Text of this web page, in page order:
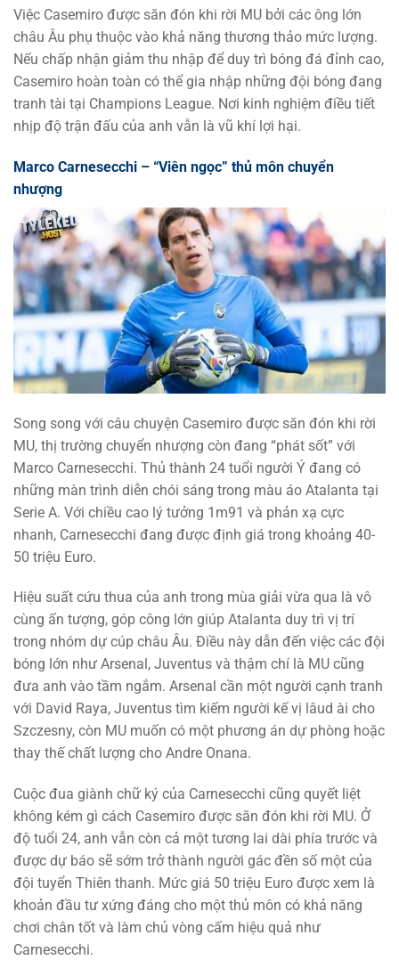
Việc Casemiro được săn đón khi rời MU bởi các ông lớn
châu Âu phụ thuộc vào khả năng thương thảo mức lượng.
Nếu chấp nhận giảm thu nhập để duy trì bóng đá đỉnh cao,
Casemiro hoàn toàn có thể gia nhập những đội bóng đang
tranh tài tại Champions League. Nơi kinh nghiệm điều tiết
nhịp độ trận đấu của anh vẫn là vũ khí lợi hại.
Marco Carnesecchi – “Viên ngọc” thủ môn chuyển
nhượng
Song song với câu chuyện Casemiro được săn đón khi rời
MU, thị trường chuyển nhượng còn đang “phát sốt” với
Marco Carnesecchi. Thủ thành 24 tuổi người Ý đang có
những màn trình diễn chói sáng trong màu áo Atalanta tại
Serie A. Với chiều cao lý tưởng 1m91 và phản xạ cực
nhanh, Carnesecchi đang được định giá trong khoảng 40-
50 triệu Euro.
Hiệu suất cứu thua của anh trong mùa giải vừa qua là vô
cùng ấn tượng, góp công lớn giúp Atalanta duy trì vị trí
trong nhóm dự cúp châu Âu. Điều này dẫn đến việc các đội
bóng lớn như Arsenal, Juventus và thậm chí là MU cũng
đưa anh vào tầm ngắm. Arsenal cần một người cạnh tranh
với David Raya, Juventus tìm kiếm người kế vị lâud ài cho
Szczesny, còn MU muốn có một phương án dự phòng hoặc
thay thế chất lượng cho Andre Onana.
Cuộc đua giành chữ ký của Carnesecchi cũng quyết liệt
không kém gì cách Casemiro được săn đón khi rời MU. Ở
độ tuổi 24, anh vẫn còn cả một tương lai dài phía trước và
được dự báo sẽ sớm trở thành người gác đền số một của
đội tuyển Thiên thanh. Mức giá 50 triệu Euro được xem là
khoản đầu tư xứng đáng cho một thủ môn có khả năng
chơi chân tốt và làm chủ vòng cấm hiệu quả như
Carnesecchi.